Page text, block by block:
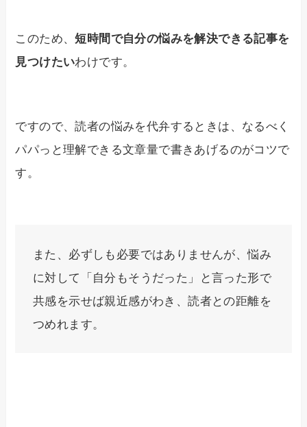
このため、短時間で自分の悩みを解決できる記事を
見つけたいわけです。
ですので、読者の悩みを代弁するときは、なるべく
パパっと理解できる文章量で書きあげるのがコツで
す。
また、必ずしも必要ではありませんが、悩み
に対して「自分もそうだった」と言った形で
共感を示せば親近感がわき、読者との距離を
つめれます。